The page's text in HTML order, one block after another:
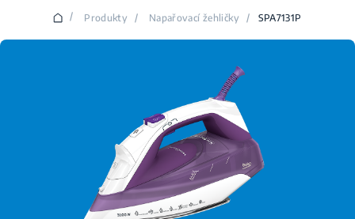
/ Produkty / Napařovací žehličky / SPA7131P